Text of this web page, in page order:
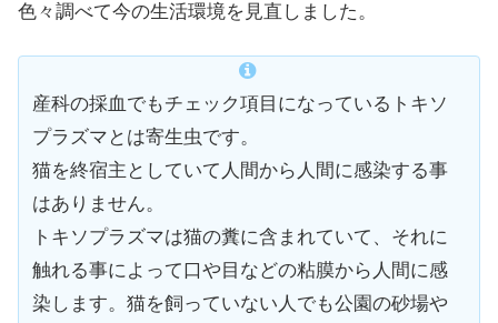
色々調べて今の生活環境を見直しました。
産科の採血でもチェック項目になっているトキソ
プラズマとは寄生虫です。
猫を終宿主としていて人間から人間に感染する事
はありません。
トキソプラズマは猫の糞に含まれていて、それに
触れる事によって口や目などの粘膜から人間に感
染します。猫を飼っていない人でも公園の砂場や